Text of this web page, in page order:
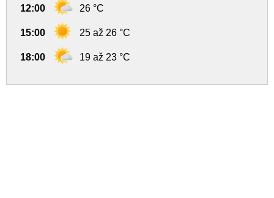
12:00 26 °C
15:00 25 až 26 °C
18:00 19 až 23 °C